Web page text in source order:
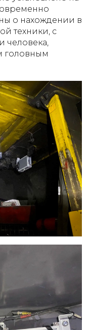
о нахождении в
техники, с
человека,
головным